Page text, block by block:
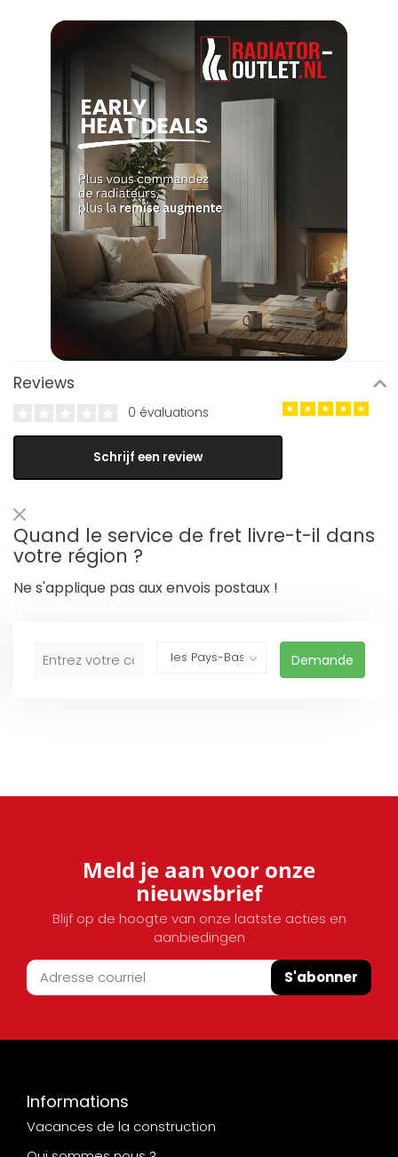
Reviews
0 évaluations
Schrijf een review
Quand le service de fret livre-t-il dans
votre région ?
Ne s'applique pas aux envois postaux !
Demande
Meld je aan voor onze
nieuwsbrief
Blijf op de hoogte van onze laatste acties en
aanbiedingen
S'abonner
Informations
Vacances de la construction